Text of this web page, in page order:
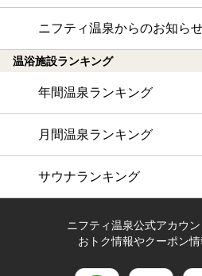
ニフティ温泉からのお知ら
温浴施設ランキング
年間温泉ランキング
月間温泉ランキング
サウナランキング
ニフティ温泉公式アカウ
おトク情報やクーポン